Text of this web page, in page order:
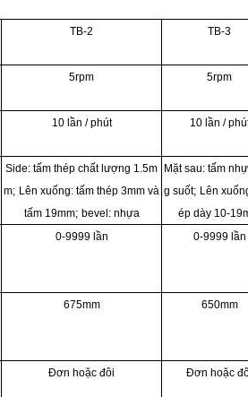
TB-2 TB-3
5rpm 5rpm
10 lần / phút 10 lần /
Side: tấm thép chất lượng 1.5m
m; Lên xuống: tấm thép 3mm và
tấm 19mm; bevel: nhựa
Mặt sau: tấm
g suốt; Lên
ép dày 10-
0-9999 lần 0-9999 lần
675mm 650mm
Đơn hoặc đôi Đơn hoặc